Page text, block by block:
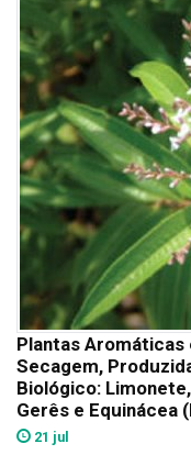
Plantas
Secagem,
Biológico:
Gerês e Equinácea
21 jul